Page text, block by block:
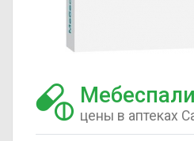
цены в аптеках